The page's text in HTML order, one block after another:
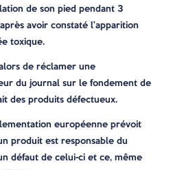
de son pied pendant 3
avoir constaté l’apparition
toxique.
de réclamer une
du journal sur le fondement de
des produits défectueux.
européenne prévoit
produit est responsable du
défaut de celui-ci et ce, même